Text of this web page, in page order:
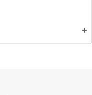
add